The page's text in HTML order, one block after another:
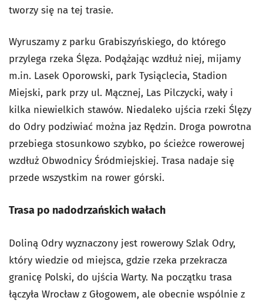
tworzy się na tej trasie.
Wyruszamy z parku Grabiszyńskiego, do którego
przylega rzeka Ślęza. Podążając wzdłuż niej, mijamy
m.in. Lasek Oporowski, park Tysiąclecia, Stadion
Miejski, park przy ul. Mącznej, Las Pilczycki, wały i
kilka niewielkich stawów. Niedaleko ujścia rzeki Ślęzy
do Odry podziwiać można jaz Rędzin. Droga powrotna
przebiega stosunkowo szybko, po ścieżce rowerowej
wzdłuż Obwodnicy Śródmiejskiej. Trasa nadaje się
przede wszystkim na rower górski.
Trasa po nadodrzańskich wałach
Doliną Odry wyznaczony jest rowerowy Szlak Odry,
który wiedzie od miejsca, gdzie rzeka przekracza
granicę Polski, do ujścia Warty. Na początku trasa
łączyła Wrocław z Głogowem, ale obecnie wspólnie z